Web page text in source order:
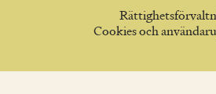
Cookies och